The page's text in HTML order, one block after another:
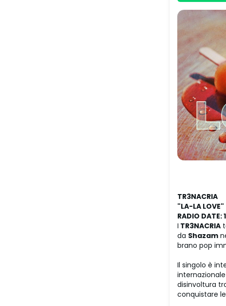
TR3NACRIA
"LA-LA LOVE"
RADIO DATE:
I TR3NACRIA
da Shazam
brano pop
Il singolo è
disinvoltura
conquistare